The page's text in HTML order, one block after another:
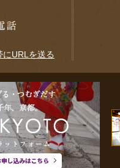
にURLを送る